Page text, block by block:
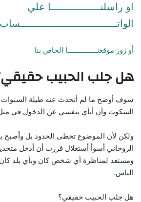
او راسلنـــــــــــــــــا علي
الواتـــــــــــــــــــــــــــــــــساب
أو زور موقعنـــــــــــــــا الخاص بنا
هل جلب الحبيب
سوف أوضح ما لم أتحدث عنه طيلة السنوات
السكوت وأن أنأي بنفسي عن الدخول في
ولكن لأن الموضوع تخطى الحدود بل وأصبح
الروحاني أسوأ أستغلال قررت أن أدخل
ومستعد لمناظرة أي شخص كان وبأي بلد
الناس.
هل جلب الحبيب حقيقي؟